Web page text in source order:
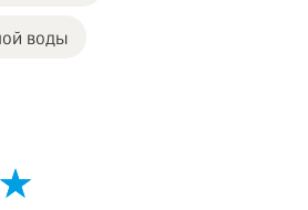
воды